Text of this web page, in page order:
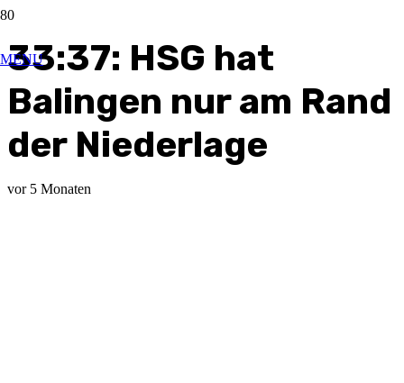
MENU
33:37: HSG hat
Balingen nur am Rand
der Niederlage
vor 5 Monaten